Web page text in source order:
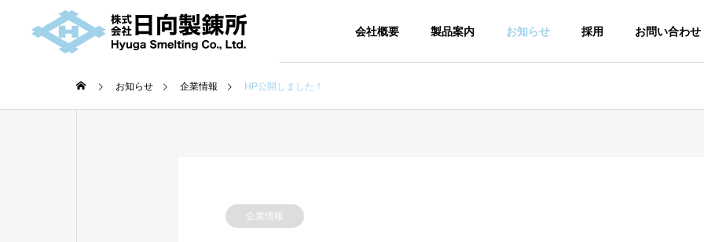
会社概要 製品案内 お知らせ 採用 お問い合わせ
お知らせ 企業情報 HP公開しました！
企業情報